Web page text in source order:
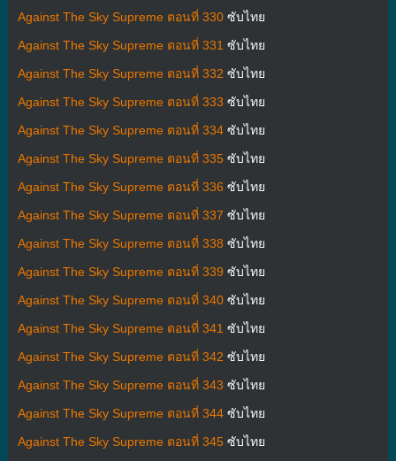
Against The Sky Supreme ตอนที่ 330ซับไทย
Against The Sky Supreme ตอนที่ 331 ซับไทย
Against The Sky Supreme ตอนที่ 332 ซับไทย
Against The Sky Supreme ตอนที่ 333 ซับไทย
Against The Sky Supreme ตอนที่ 334ซับไทย
Against The Sky Supreme ตอนที่ 335ซับไทย
Against The Sky Supreme ตอนที่ 336 ซับไทย
Against The Sky Supreme ตอนที่ 337 ซับไทย
Against The Sky Supreme ตอนที่ 338 ซับไทย
Against The Sky Supreme ตอนที่ 339 ซับไทย
Against The Sky Supreme ตอนที่ 340ซับไทย
Against The Sky Supreme ตอนที่ 341 ซับไทย
Against The Sky Supreme ตอนที่ 342 ซับไทย
Against The Sky Supreme ตอนที่ 343 ซับไทย
Against The Sky Supreme ตอนที่ 344ซับไทย
Against The Sky Supreme ตอนที่ 345ซับไทย